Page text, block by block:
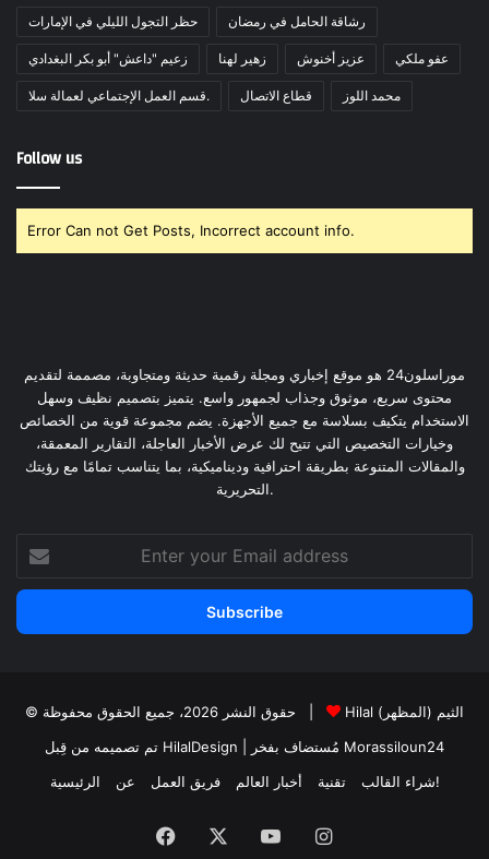
حظر التجول الليلي في الإمارات رشاقة الحامل في رمضان
زعيم "داعش" أبو بكر البغدادي زهير لهنا عزيز أخنوش عفو ملكي
قسم العمل الإجتماعي لعمالة سلا. قطاع الاتصال محمد اللوز
Follow us
Error Can not Get Posts, Incorrect account info.
موراسلون24 هو موقع إخباري ومجلة رقمية حديثة ومتجاوبة، مصممة لتقديم
محتوى سريع، موثوق وجذاب لجمهور واسع. يتميز بتصميم نظيف وسهل
الاستخدام يتكيف بسلاسة مع جميع الأجهزة. يضم مجموعة قوية من الخصائص
وخيارات التخصيص التي تتيح لك عرض الأخبار العاجلة، التقارير المعمقة،
والمقالات المتنوعة بطريقة احترافية وديناميكية، بما يتناسب تمامًا مع رؤيتك
التحريرية.
your
Email
Hilal الثيم (المظهر)
تم تصميمه من قِبل HilalDesign
Morassiloun24
الرئيسية
عن فريق العمل أخبار العالم تقنية شراء القالب!
Facebook YouTubeInstagram